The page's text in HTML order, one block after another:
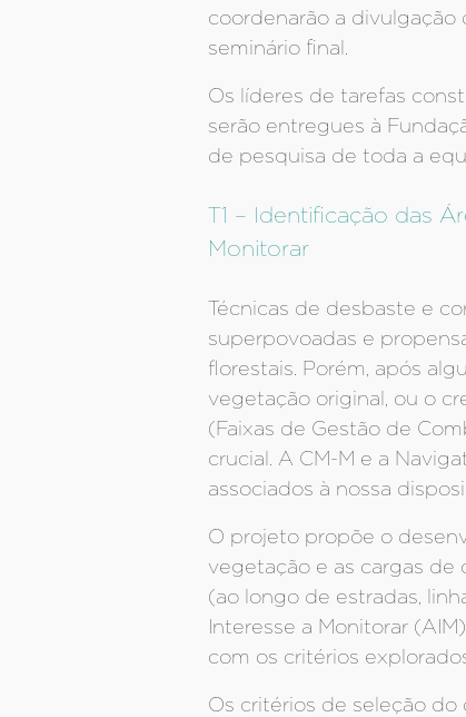
coordenarão a divulgação
seminário final.
Os líderes de tarefas
serão entregues à
de pesquisa de toda a
T1 – Identificação das
Monitorar
Técnicas de desbaste e
superpovoadas e
florestais. Porém, após
vegetação original, ou o
(Faixas de
crucial. A CM-M e a
associados à nossa
O projeto propõe o
vegetação e as cargas de
(ao longo de estradas,
Interesse a Monitorar
com os critérios
Os critérios de seleção